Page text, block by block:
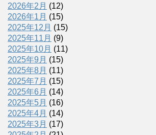
2026年2月 (12)
2026年1月 (15)
2025年12月 (15)
2025年11月 (9)
2025年10月 (11)
2025年9月 (15)
2025年8月 (11)
2025年7月 (15)
2025年6月 (14)
2025年5月 (16)
2025年4月 (14)
2025年3月 (17)